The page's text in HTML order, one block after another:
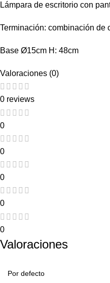
Lámpara de escritorio con
Terminación: combinación de
Base Ø15cm H: 48cm
Valoraciones (0)
0 reviews
0
0
0
0
0
Valoraciones